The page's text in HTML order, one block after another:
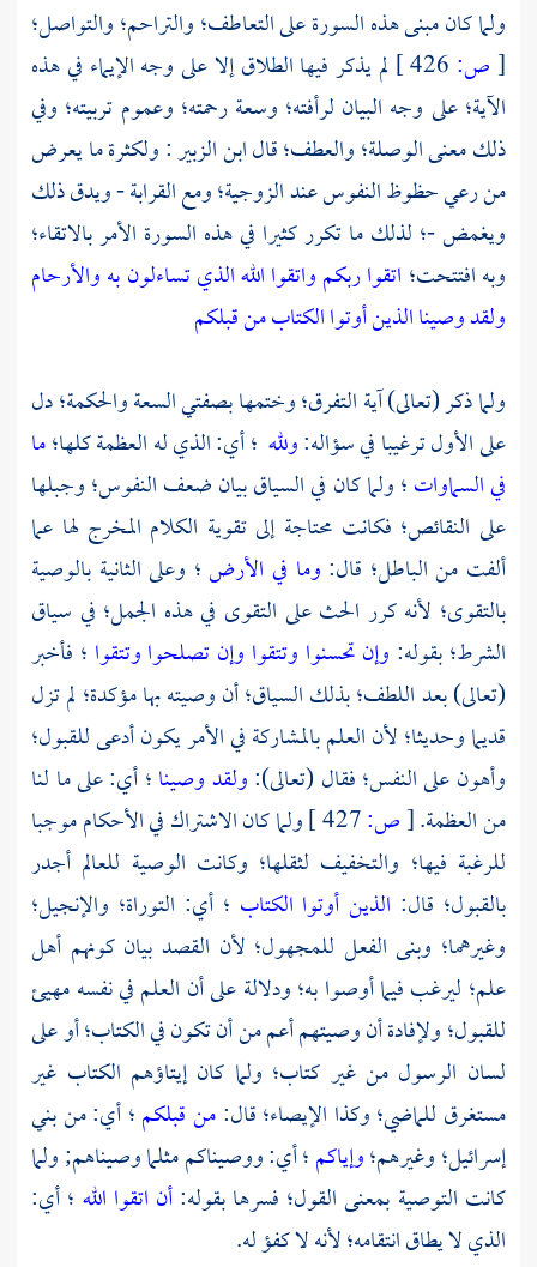
ولما كان مبنى هذه السورة على التعاطف؛ والتراحم؛ والتواصل؛
[ص:
لم يذكر فيها الطلاق إلا على وجه الإيماء في هذه
الآية؛ على وجه البيان لرأفته؛ وسعة رحمته؛ وعموم تربيته؛ وفي
ذلك معنى الوصلة؛ والعطف؛ قالابن الزبير: ولكثرة ما يعرض
من رعي حظوظ النفوس عند الزوجية؛ ومع القرابة - ويدق ذلك
ويغمض -؛ لذلك ما تكرر كثيرا في هذه السورة الأمر بالاتقاء؛
وبه افتتحت؛ اتقوا ربكمواتقوا الله الذي تساءلون به والأرحام
ولقد وصينا الذين أوتوا الكتاب من قبلكم
ولما ذكر (تعالى) آية التفرق؛ وختمها بصفتي السعة والحكمة؛ دل
على الأول ترغيبا في سؤاله:ولله ؛ أي: الذي له العظمة كلها؛ما
في السماوات؛ ولما كان في السياق بيان ضعف النفوس؛ وجبلها
على النقائص؛ فكانت محتاجة إلى تقوية الكلام المخرج لها عما
ألفت من الباطل؛ قال: وما في الأرض؛ وعلى الثانية بالوصية
بالتقوى؛ لأنه كرر الحث على التقوى في هذه الجمل؛ في سياق
الشرط؛ بقوله: وإن تحسنوا وتتقوا وإن تصلحوا وتتقوا ؛ فأخبر
(تعالى) بعد اللطف؛ بذلك السياق؛ أن وصيته بها مؤكدة؛ لم تزل
قديما وحديثا؛ لأن العلم بالمشاركة في الأمر يكون أدعى للقبول؛
وأهون على النفس؛ فقال (تعالى):ولقد وصينا؛ أي: على ما لنا
من العظمة.[ص:
ولما كان الاشتراك في الأحكام موجبا
للرغبة فيها؛ والتخفيف لثقلها؛ وكانت الوصية للعالم أجدر
بالقبول؛ قال: الذين أوتوا الكتاب ؛ أي: التوراة؛ والإنجيل؛
وغيرهما؛ وبنى الفعل للمجهول؛ لأن القصد بيان كونهم أهل
علم؛ ليرغب فيما أوصوا به؛ ودلالة على أن العلم في نفسه مهيئ
للقبول؛ ولإفادة أن وصيتهم أعم من أن تكون في الكتاب؛ أو على
لسان الرسول من غير كتاب؛ ولما كان إيتاؤهم الكتاب غير
مستغرق للماضي؛ وكذا الإيصاء؛ قال:من قبلكم؛ أي: من بني
إسرائيل؛ وغيرهم؛وإياكم؛ أي: ووصيناكم مثلما وصيناهم; ولما
كانت التوصية بمعنى القول؛ فسرها بقوله:أن اتقوا الله ؛ أي:
الذي لا يطاق انتقامه؛ لأنه لا كفؤ له.